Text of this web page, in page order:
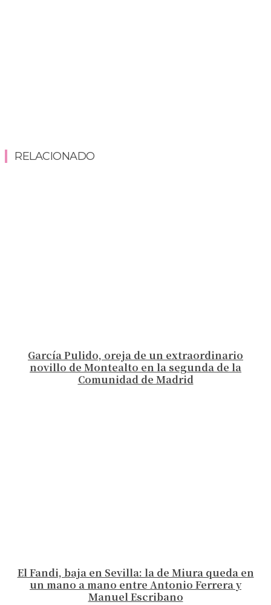
RELACIONADO
García Pulido, oreja de un extraordinario
novillo de Montealto en la segunda de la
Comunidad de Madrid
El Fandi, baja en Sevilla: la de Miura queda en
un mano a mano entre Antonio Ferrera y
Manuel Escribano